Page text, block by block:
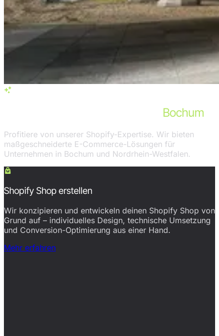
Bochum
Profitiere von unserer Shopify-Expertise. Wir bieten
maßgeschneiderte E-Commerce-Lösungen für
Unternehmen in Bochum und Nordrhein-Westfalen.
Shopify Shop erstellen
Wir konzipieren und entwickeln deinen Shopify Shop von
Grund auf – individuelles Design, technische Umsetzung
und Conversion-Optimierung aus einer Hand.
Mehr erfahren